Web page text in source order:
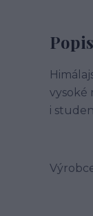
Popis
vysoké
i